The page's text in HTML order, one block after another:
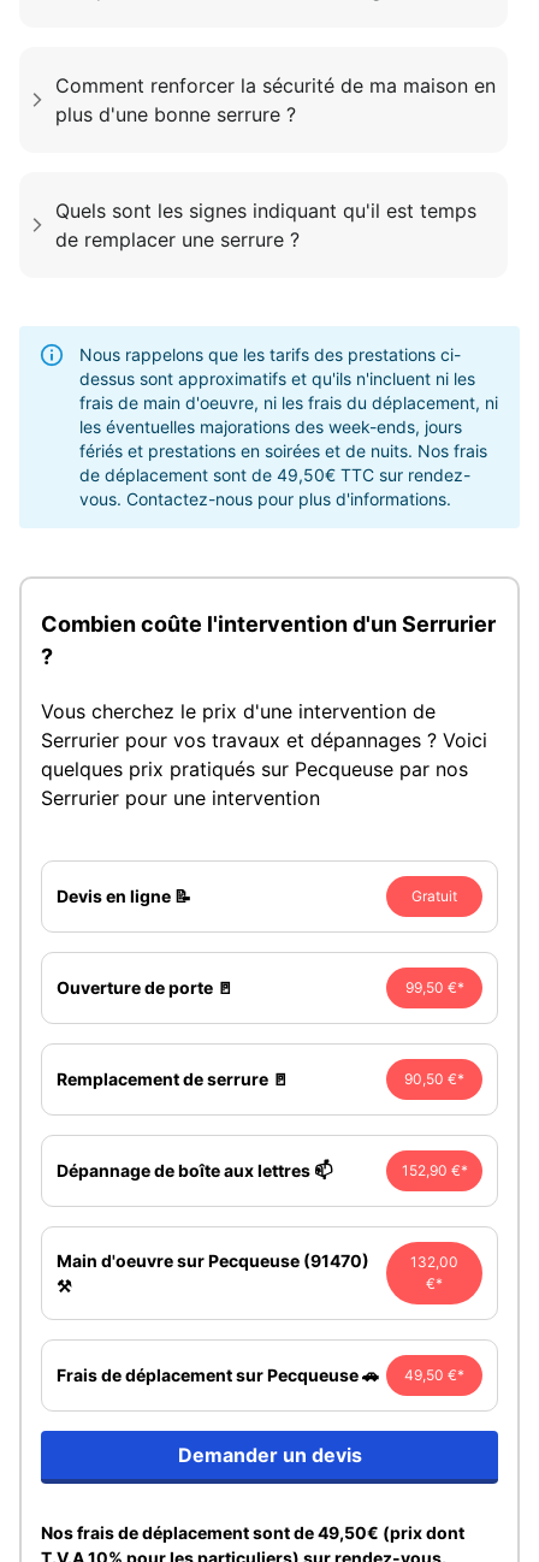
Comment renforcer la sécurité de ma maison en
plus d'une bonne serrure ?
Quels sont les signes indiquant qu'il est temps
de remplacer une serrure ?
Nous rappelons que les tarifs des prestations ci-
dessus sont approximatifs et qu'ils n'incluent ni les
frais de main d'oeuvre, ni les frais du déplacement, ni
les éventuelles majorations des week-ends, jours
fériés et prestations en soirées et de nuits. Nos frais
de déplacement sont de 49,50€ TTC sur rendez-
vous. Contactez-nous pour plus d'informations.
Combien coûte l'intervention d'un Serrurier
?
Vous cherchez le prix d'une intervention de
Serrurier pour vos travaux et dépannages ? Voici
quelques prix pratiqués sur Pecqueuse par nos
Serrurier pour une intervention
Devis en ligne 📝 Gratuit
Ouverture de porte 🚪 99,50 €*
Remplacement de serrure 🚪 90,50 €*
Dépannage de boîte aux lettres 📫 152,90 €*
Main d'oeuvre sur Pecqueuse (91470)
⚒️
132,00
€*
Frais de déplacement sur Pecqueuse 🚗 49,50 €*
Demander un devis
Nos frais de déplacement sont de 49,50€ (prix dont
T.V.A 10% pour les particuliers) sur rendez-vous.